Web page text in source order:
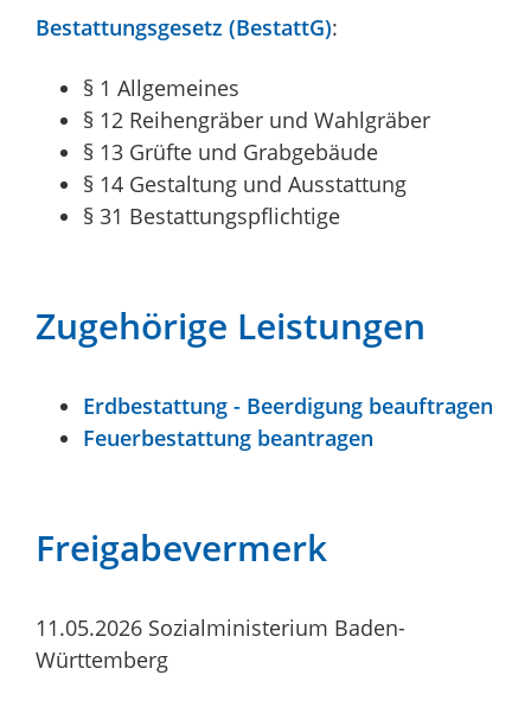
Bestattungsgesetz (BestattG):
§ 1 Allgemeines
§ 12 Reihengräber und Wahlgräber
§ 13 Grüfte und Grabgebäude
§ 14 Gestaltung und Ausstattung
§ 31 Bestattungspflichtige
Zugehörige Leistungen
Erdbestattung - Beerdigung beauftragen
Feuerbestattung beantragen
Freigabevermerk
11.05.2026 Sozialministerium Baden-
Württemberg